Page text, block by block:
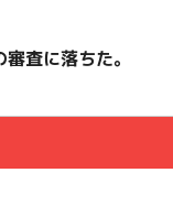
査に落ちた。